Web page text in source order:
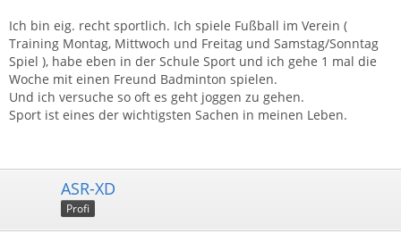
Ich bin eig. recht sportlich. Ich spiele Fußball im Verein (
Training Montag, Mittwoch und Freitag und Samstag/Sonntag
Spiel ), habe eben in der Schule Sport und ich gehe 1 mal die
Woche mit einen Freund Badminton spielen.
Und ich versuche so oft es geht joggen zu gehen.
Sport ist eines der wichtigsten Sachen in meinen Leben.
ASR-XD
Profi